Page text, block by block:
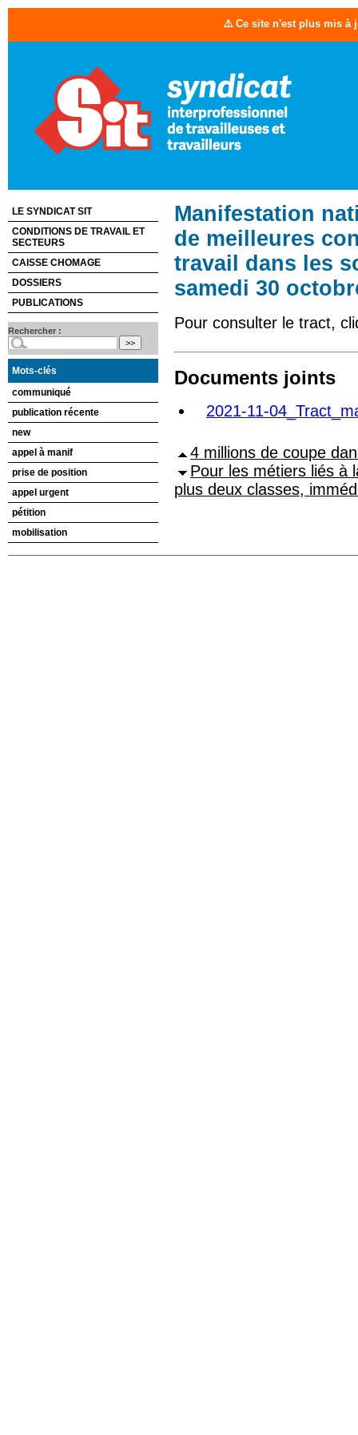
⚠️ Ce site n'est plus mis à
Manifestation
de meilleures
travail dans les
samedi 30
Pour consulter le tract,
Documents joints
2021-11-
4 millions de coupe
Pour les métiers liés à
plus deux classes,
LE SYNDICAT SIT
CONDITIONS DE TRAVAIL ET
SECTEURS
CAISSE CHOMAGE
DOSSIERS
PUBLICATIONS
Rechercher :
Mots-clés
communiqué
publication récente
new
appel à manif
prise de position
appel urgent
pétition
mobilisation